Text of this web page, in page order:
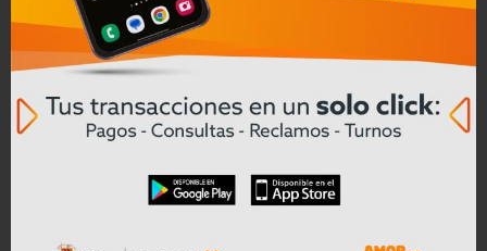
Me parece que Humbert Humbert
encarna el romántico capaz de volar
hacia el amor, y Quilty al abyecto tirano
que solo encuentra en la carne un placer
de basurero —o sea, el placer reducido al
chillido de un animal en celo— que lo
vuelve un corrompido, pero sin ningún
encanto.